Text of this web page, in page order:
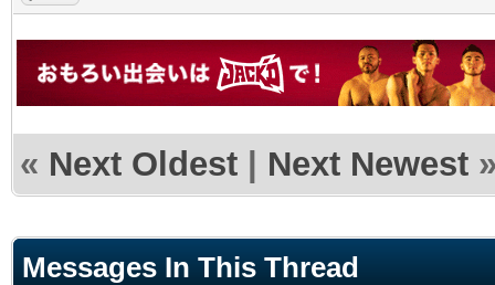
« Next Oldest | Next Newest
Messages In This Thread